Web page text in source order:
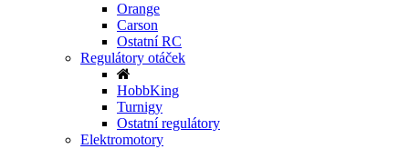
Orange
Carson
Ostatní RC
Regulátory otáček
HobbKing
Turnigy
Ostatní regulátory
Elektromotory